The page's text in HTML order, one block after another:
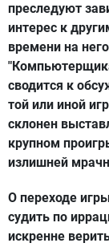
преследуют
интерес к
времени на
сводится к
той или иной
склонен
крупном
излишней
О переходе
судить по
искренне